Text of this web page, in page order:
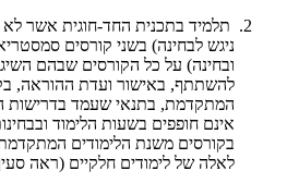
תלמיד בתכנית החד-חוגית אשר
ניגש לבחינה) בשני קורסים
להשתתף, באישור ועדת ההוראה,
המתקדמת, בתנאי שעמד בדרישות
אינם חופפים בשעות הלימוד
בקורסים משנת הלימודים
לאלה של לימודים חלקיים (ראה